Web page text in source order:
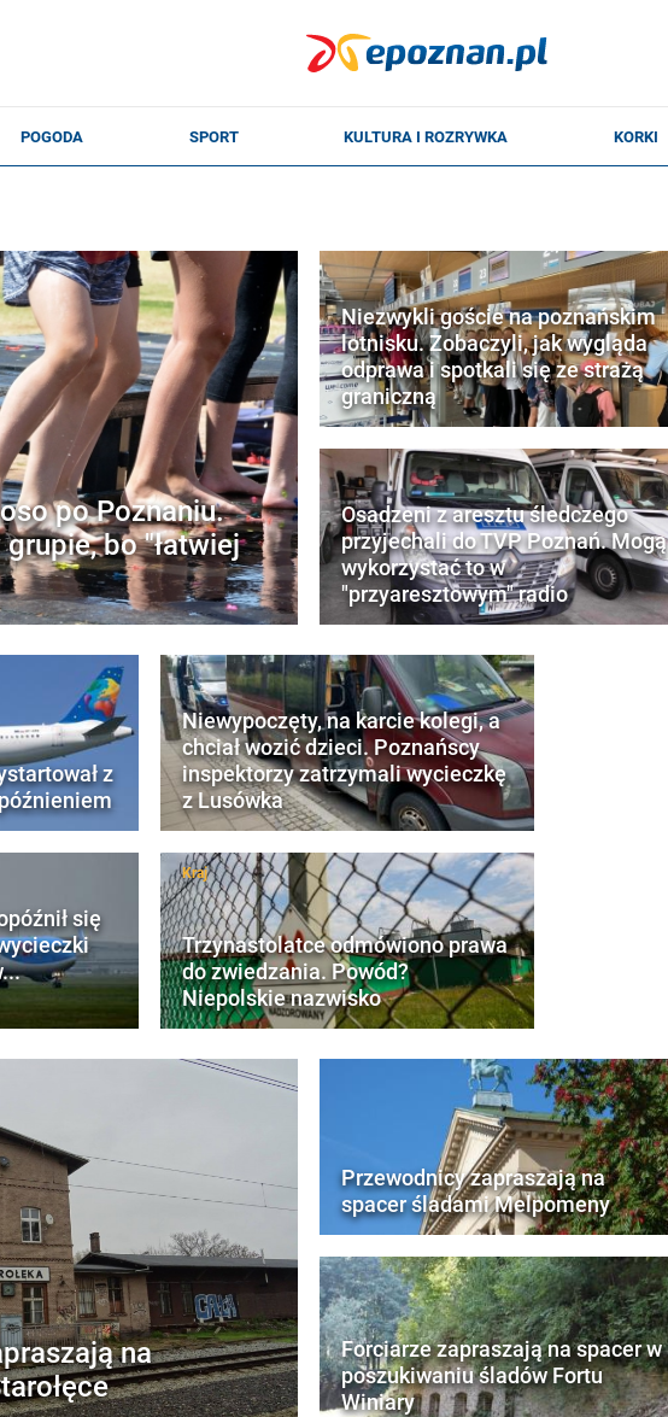
po Poznaniu.
bo "łatwiej
Niezwykli goście na poznańskim
lotnisku. Zobaczyli, jak wygląda
odprawa i spotkali się ze strażą
graniczną
Osadzeni z aresztu śledczego
przyjechali do TVP Poznań. Mogą
wykorzystać to w
"przyaresztowym" radio
z
się
Niewypoczęty, na karcie kolegi, a
chciał wozić dzieci. Poznańscy
inspektorzy zatrzymali wycieczkę
z Lusówka
Kraj
Trzynastolatce odmówiono prawa
do zwiedzania. Powód?
Niepolskie nazwisko
na
Przewodnicy zapraszają na
spacer śladami Melpomeny
Forciarze zapraszają na spacer w
poszukiwaniu śladów Fortu
Winiary